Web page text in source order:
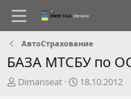
АвтоСтрахование
БАЗА МТСБУ по
А
Dimanseat
Д
18.10.2012